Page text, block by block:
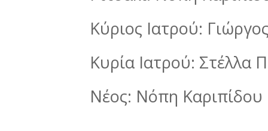
Κύριος Ιατρού:
Κυρία Ιατρού: Στέλλα
Νέος: Νόπη Καριπίδου